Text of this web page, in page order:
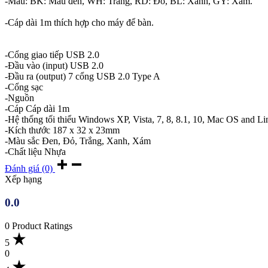
-Cáp dài 1m thích hợp cho máy để bàn.
-Cổng giao tiếp USB 2.0
-Đầu vào (input) USB 2.0
-Đầu ra (output) 7 cổng USB 2.0 Type A
-Cổng sạc
-Nguồn
-Cáp Cáp dài 1m
-Hệ thống tối thiểu Windows XP, Vista, 7, 8, 8.1, 10, Mac OS and
-Kích thước 187 x 32 x 23mm
-Màu sắc Đen, Đỏ, Trắng, Xanh, Xám
-Chất liệu Nhựa
Đánh giá (0)
Xếp hạng
0.0
0 Product Ratings
5
0